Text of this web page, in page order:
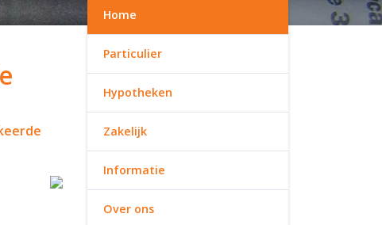
Home
Particulier
Hypotheken
Zakelijk
Informatie
Over ons